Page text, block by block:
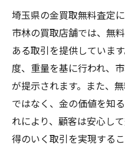
埼玉県の金買取無料査定
市林の買取店舗では、無
ある取引を提供していま
度、重量を基に行われ、
が提示されます。また、
ではなく、金の価値を知
れにより、顧客は安心し
得のいく取引を実現するこ